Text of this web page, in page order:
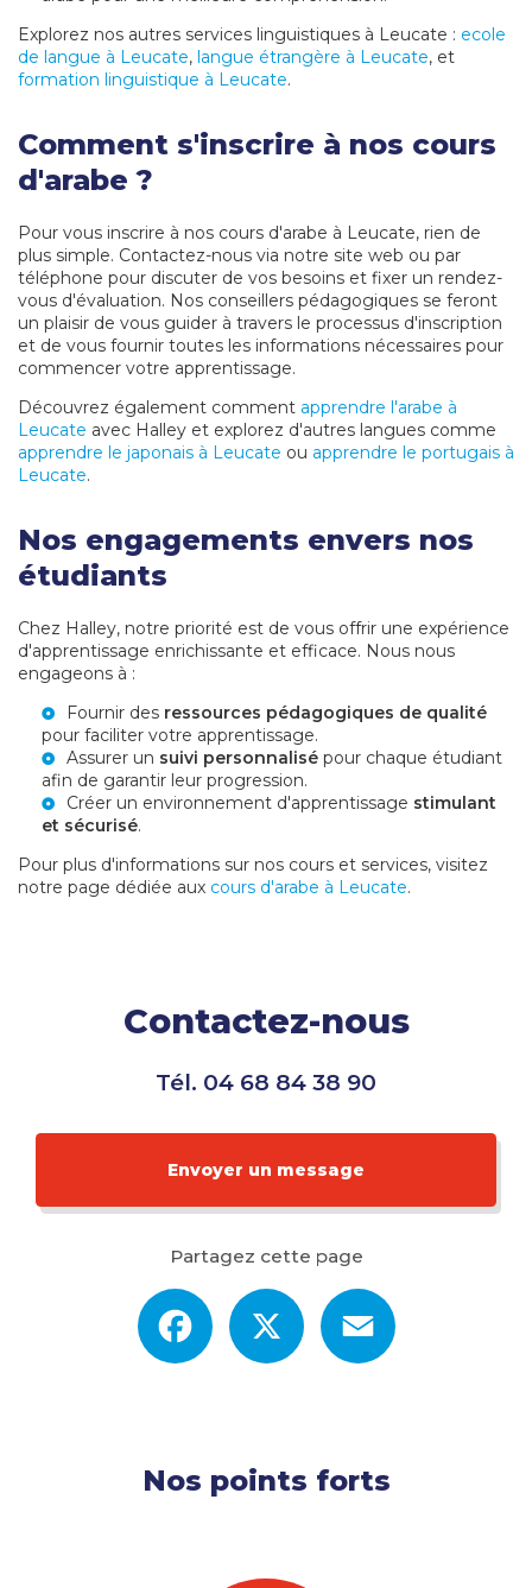
Explorez nos autres services linguistiques à Leucate : ecole
de langue à Leucate, langue étrangère à Leucate, et
formation linguistique à Leucate.
Comment s'inscrire à nos cours
d'arabe ?
Pour vous inscrire à nos cours d'arabe à Leucate, rien de
plus simple. Contactez-nous via notre site web ou par
téléphone pour discuter de vos besoins et fixer un rendez-
vous d'évaluation. Nos conseillers pédagogiques se feront
un plaisir de vous guider à travers le processus d'inscription
et de vous fournir toutes les informations nécessaires pour
commencer votre apprentissage.
Découvrez également comment apprendre l'arabe à
Leucate avec Halley et explorez d'autres langues comme
apprendre le japonais à Leucate ou apprendre le portugais à
Leucate.
Nos engagements envers nos
étudiants
Chez Halley, notre priorité est de vous offrir une expérience
d'apprentissage enrichissante et efficace. Nous nous
engageons à :
Fournir des ressources pédagogiques de qualité
pour faciliter votre apprentissage.
Assurer un suivi personnalisé pour chaque étudiant
afin de garantir leur progression.
Créer un environnement d'apprentissage stimulant
et sécurisé.
Pour plus d'informations sur nos cours et services, visitez
notre page dédiée aux cours d'arabe à Leucate.
Contactez-nous
Tél. 04 68 84 38 90
Envoyer un message
Partagez cette page
Facebook
Nos points forts